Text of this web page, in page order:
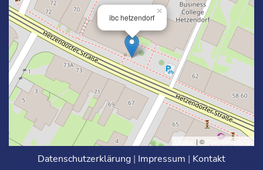
ibc hetzendorf
×
Leaflet | © OpenStreetMap
Datenschutzerklärung | Impressum | Kontakt